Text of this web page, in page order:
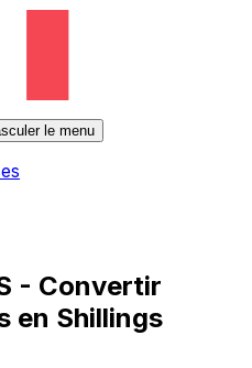
le menu
- Convertir
en Shillings